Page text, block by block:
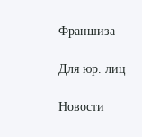
Франшиза
Для юр. лиц
Новости